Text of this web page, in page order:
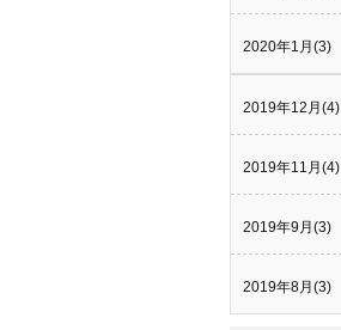
2020年1月(3)
2019年12月(4)
2019年11月(4)
2019年9月(3)
2019年8月(3)